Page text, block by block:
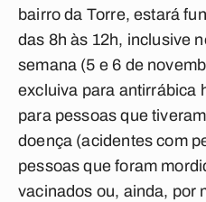
bairro da Torre, estará
das 8h às 12h, inclusive
semana (5 e 6 de
excluiva para antirrábica
para pessoas que
doença (acidentes com
pessoas que foram
vacinados ou, ainda, por